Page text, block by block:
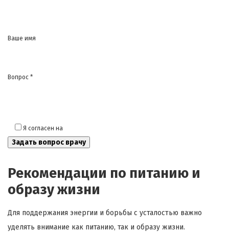
Ваше имя
Вопрос *
Я согласен на
Рекомендации по питанию и
образу жизни
Для поддержания энергии и борьбы с усталостью важно
уделять внимание как питанию, так и образу жизни.